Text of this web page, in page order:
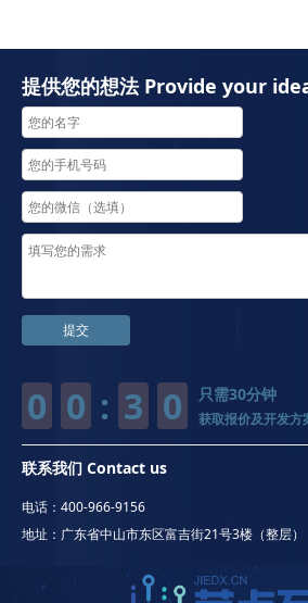
提供您的想法 Provide your
提交
0 0 : 3 0 只需30分钟
获取报价及开发方
联系我们 Contact us
电话：400-966-9156
地址：广东省中山市东区富吉街21号3楼（整层）